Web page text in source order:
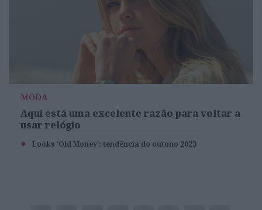
MODA
Aqui está uma excelente razão para voltar a
usar relógio
Looks 'Old Money': tendência do outono 2023